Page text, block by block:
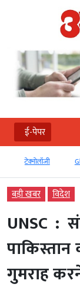
ई-पेपर
टेक्‍नोलॉजी
बड़ी खबर विदेश
UNSC :
गुमराह